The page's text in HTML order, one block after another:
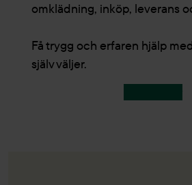
omklädning, inköp, leverans
Få trygg och erfaren hjälp
själv väljer.